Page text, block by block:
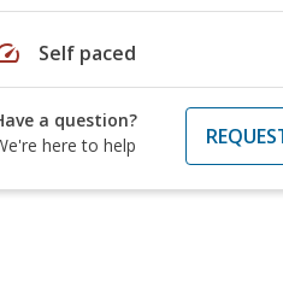
Self paced
a question?
here to help